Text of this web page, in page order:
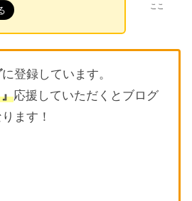
ここ
に登録しています。
応援していただくとブログ
ます！